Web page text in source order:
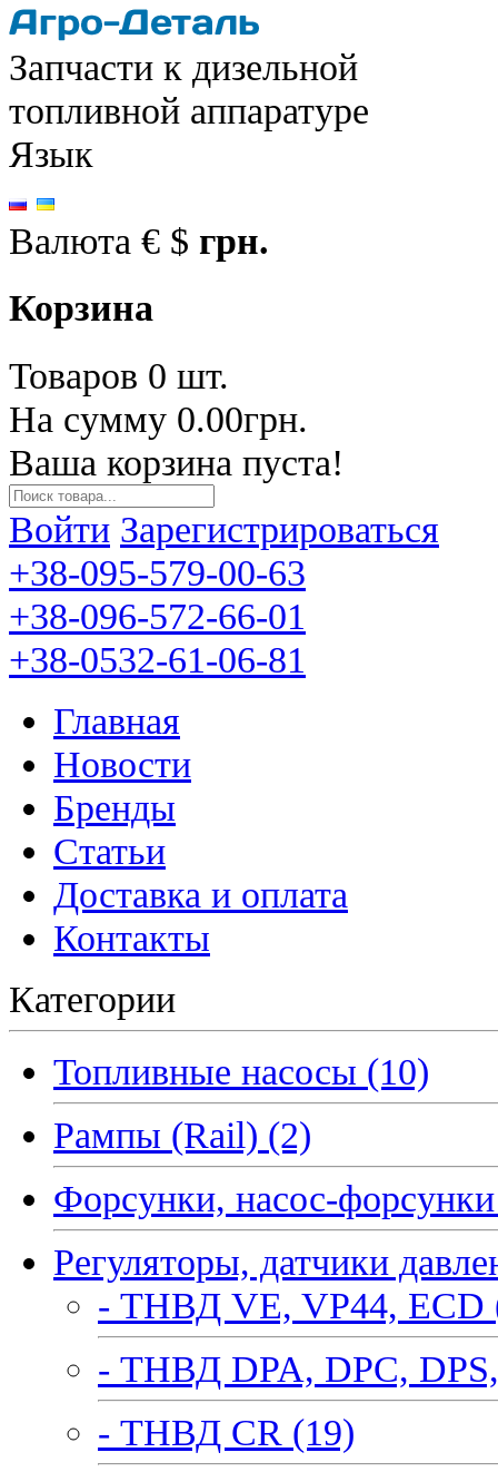
Запчасти к дизельной
топливной аппаратуре
Язык
Валюта € $ грн.
Корзина
Товаров 0 шт.
На сумму 0.00грн.
Ваша корзина пуста!
Войти Зарегистрироваться
+38-095-579-00-63
+38-096-572-66-01
+38-0532-61-06-81
Главная
Новости
Бренды
Статьи
Доставка и оплата
Контакты
Категории
Топливные насосы (10)
Рампы (Rail) (2)
Форсунки, насос-
Регуляторы, датчики
- ТНВД VE, VP44, ECD
- ТНВД DPA, DPC,
- ТНВД CR (19)